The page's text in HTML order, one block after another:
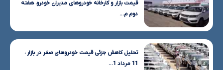
قیمت بازار و کارخانه خودروهای مدیران خودرو، هفته
دوم م...
تحلیل کاهش جزئی قیمت خودروهای صفر در بازار ،
11 مرداد 1...